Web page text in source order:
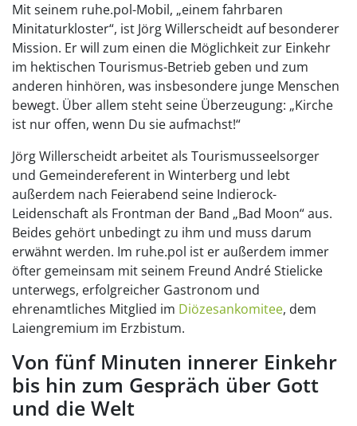
Mit seinem ruhe.pol-Mobil, „einem fahrbaren
Minitaturkloster“, ist Jörg Willerscheidt auf besonderer
Mission. Er will zum einen die Möglichkeit zur Einkehr
im hektischen Tourismus-Betrieb geben und zum
anderen hinhören, was insbesondere junge Menschen
bewegt. Über allem steht seine Überzeugung: „Kirche
ist nur offen, wenn Du sie aufmachst!“
Jörg Willerscheidt arbeitet als Tourismusseelsorger
und Gemeindereferent in Winterberg und lebt
außerdem nach Feierabend seine Indierock-
Leidenschaft als Frontman der Band „Bad Moon“ aus.
Beides gehört unbedingt zu ihm und muss darum
erwähnt werden. Im ruhe.pol ist er außerdem immer
öfter gemeinsam mit seinem Freund André Stielicke
unterwegs, erfolgreicher Gastronom und
ehrenamtliches Mitglied im Diözesankomitee, dem
Laiengremium im Erzbistum.
Von fünf Minuten innerer Einkehr
bis hin zum Gespräch über Gott
und die Welt